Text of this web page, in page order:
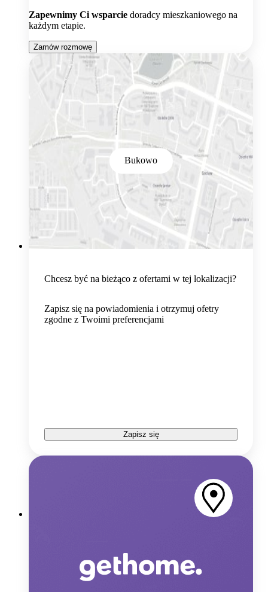
Zapewnimy Ci wsparcie doradcy mieszkaniowego na
każdym etapie.
Zamów rozmowę
Bukowo
Chcesz być na bieżąco z ofertami w tej lokalizacji?
Zapisz się na powiadomienia i otrzymuj ofetry
zgodne z Twoimi preferencjami
Zapisz się